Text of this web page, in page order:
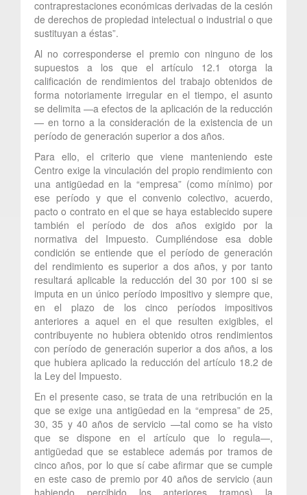
contraprestaciones económicas derivadas de la cesión
de derechos de propiedad intelectual o industrial o que
sustituyan a éstas”.
Al no corresponderse el premio con ninguno de los
supuestos a los que el artículo 12.1 otorga la
calificación de rendimientos del trabajo obtenidos de
forma notoriamente irregular en el tiempo, el asunto
se delimita —a efectos de la aplicación de la reducción
— en torno a la consideración de la existencia de un
período de generación superior a dos años.
Para ello, el criterio que viene manteniendo este
Centro exige la vinculación del propio rendimiento con
una antigüedad en la “empresa” (como mínimo) por
ese período y que el convenio colectivo, acuerdo,
pacto o contrato en el que se haya establecido supere
también el período de dos años exigido por la
normativa del Impuesto. Cumpliéndose esa doble
condición se entiende que el período de generación
del rendimiento es superior a dos años, y por tanto
resultará aplicable la reducción del 30 por 100 si se
imputa en un único período impositivo y siempre que,
en el plazo de los cinco períodos impositivos
anteriores a aquel en el que resulten exigibles, el
contribuyente no hubiera obtenido otros rendimientos
con período de generación superior a dos años, a los
que hubiera aplicado la reducción del artículo 18.2 de
la Ley del Impuesto.
En el presente caso, se trata de una retribución en la
que se exige una antigüedad en la “empresa” de 25,
30, 35 y 40 años de servicio —tal como se ha visto
que se dispone en el artículo que lo regula—,
antigüedad que se establece además por tramos de
cinco años, por lo que sí cabe afirmar que se cumple
en este caso de premio por 40 años de servicio (aun
habiendo percibido los anteriores tramos) la